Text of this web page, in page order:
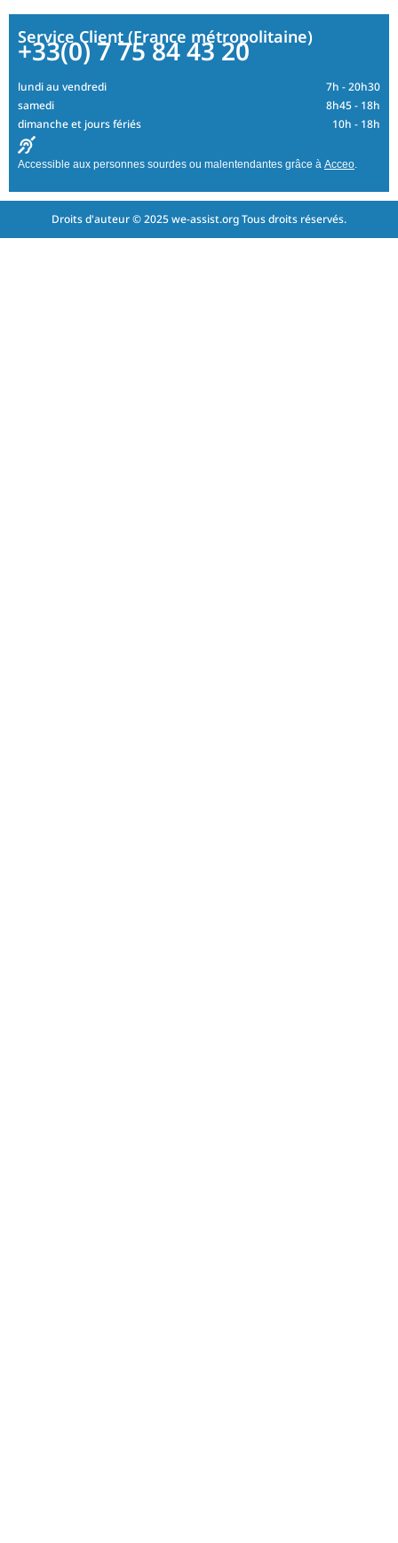
Service Client (France métropolitaine)
+33(0) 7 75 84 43 20
lundi au vendredi
7h - 20h30
samedi
8h45 - 18h
dimanche et jours fériés
10h - 18h
Accessible aux personnes sourdes ou malentendantes grâce à Acceo.
Droits d'auteur © 2025 we-assist.org Tous droits réservés.